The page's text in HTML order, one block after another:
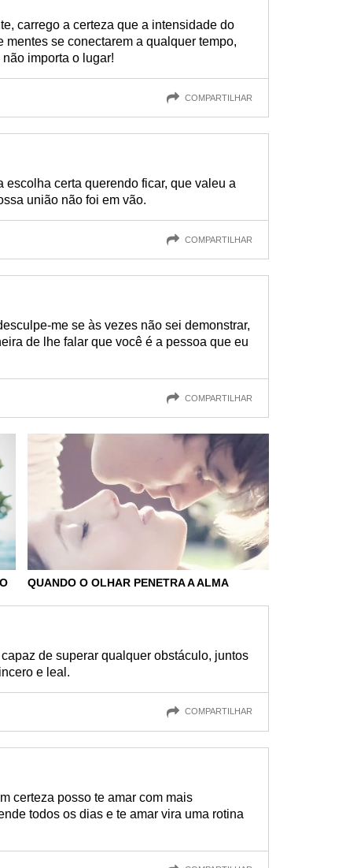
carrego a certeza que a intensidade do
se conectarem a qualquer tempo,
importa o lugar!
COMPARTILHAR
escolha certa querendo ficar, que valeu a
união não foi em vão.
COMPARTILHAR
me se às vezes não sei demonstrar,
de lhe falar que você é a pessoa que eu
COMPARTILHAR
QUANDO O OLHAR PENETRA A ALMA
de superar qualquer obstáculo, juntos
e leal.
COMPARTILHAR
certeza posso te amar com mais
todos os dias e te amar vira uma rotina